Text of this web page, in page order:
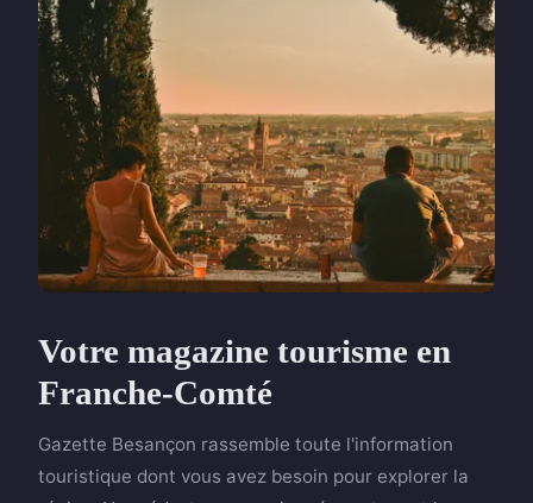
Votre magazine tourisme en
Franche-Comté
Gazette Besançon rassemble toute l'information
touristique dont vous avez besoin pour explorer la